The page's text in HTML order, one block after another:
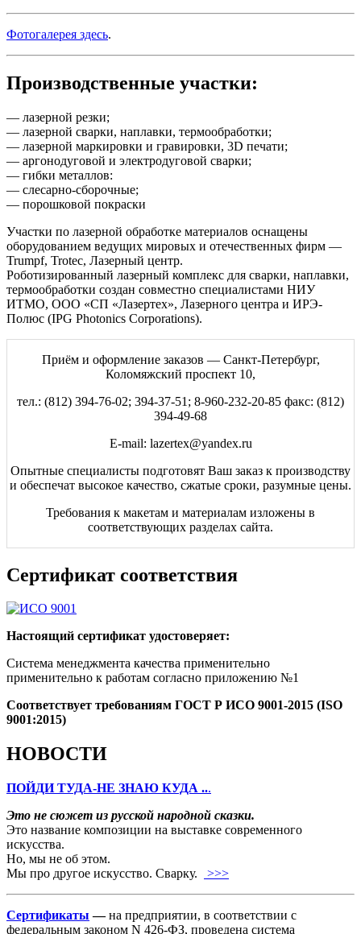
Фотогалерея здесь.
Производственные участки:
— лазерной резки;
— лазерной сварки, наплавки, термообработки;
— лазерной маркировки и гравировки, 3D печати;
— аргонодуговой и электродуговой сварки;
— гибки металлов:
— слесарно-сборочные;
— порошковой покраски
Участки по лазерной обработке материалов оснащены
оборудованием ведущих мировых и отечественных фирм —
Trumpf, Trotec, Лазерный центр.
Роботизированный лазерный комплекс для сварки, наплавки,
термообработки создан совместно специалистами НИУ
ИТМО, ООО «СП «Лазертех», Лазерного центра и ИРЭ-
Полюс (IPG Photonics Corporations).
Приём и оформление заказов — Санкт-Петербург,
Коломяжский проспект 10,
тел.: (812) 394-76-02; 394-37-51; 8-960-232-20-85 факс: (812)
394-49-68
E-mail: lazertex@yandex.ru
Опытные специалисты подготовят Ваш заказ к производству
и обеспечат высокое качество, сжатые сроки, разумные цены.
Требования к макетам и материалам изложены в
соответствующих разделах сайта.
Сертификат соответствия
Настоящий сертификат удостоверяет:
Система менеджмента качества применительно
применительно к работам согласно приложению №1
Соответствует требованиям ГОСТ Р ИСО 9001-2015 (ISO
9001:2015)
НОВОСТИ
ПОЙДИ ТУДА-НЕ ЗНАЮ КУДА ...
Это не сюжет из русской народной сказки.
Это название композиции на выставке современного
искусства.
Но, мы не об этом.
Мы про другое искусство. Сварку.
>>>
Сертификаты —на предприятии, в соответствии с
федеральным законом N 426-ФЗ, проведена система